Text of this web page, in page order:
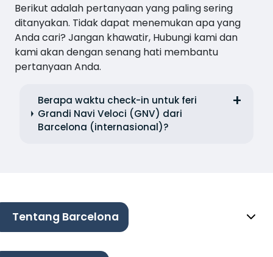
Berikut adalah pertanyaan yang paling sering
ditanyakan. Tidak dapat menemukan apa yang
Anda cari? Jangan khawatir, Hubungi kami dan
kami akan dengan senang hati membantu
pertanyaan Anda.
Berapa waktu check-in untuk feri
Grandi Navi Veloci (GNV) dari
Barcelona (internasional)?
Tentang Barcelona